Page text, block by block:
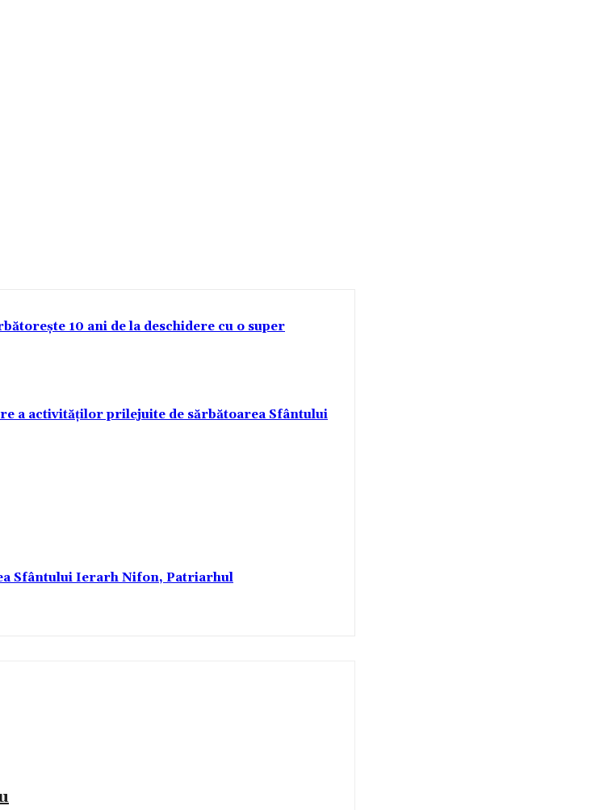
10 ani de la deschidere cu o super
a activităților prilejuite de sărbătoarea Sfântului
Sfântului Ierarh Nifon, Patriarhul